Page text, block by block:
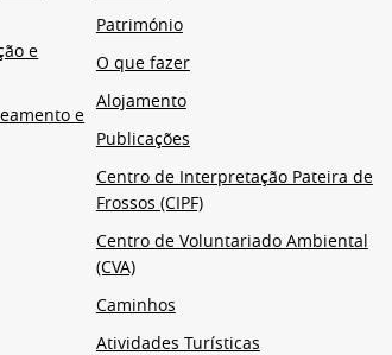
e
e
Património
O que fazer
Alojamento
Publicações
Centro de Interpretação Pateira de
Frossos (CIPF)
Centro de Voluntariado Ambiental
(CVA)
Caminhos
Atividades Turísticas